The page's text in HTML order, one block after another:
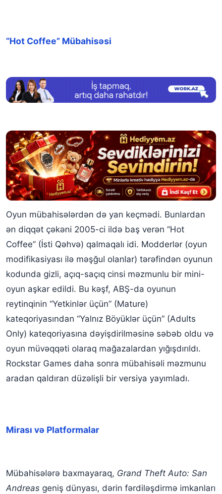
“Hot Coffee” Mübahisəsi
Oyun mübahisələrdən də yan keçmədi. Bunlardan
ən diqqət çəkəni 2005-ci ildə baş verən “Hot
Coffee” (İsti Qəhvə) qalmaqalı idi. Modderlər (oyun
modifikasiyası ilə məşğul olanlar) tərəfindən oyunun
kodunda gizli, açıq-saçıq cinsi məzmunlu bir mini-
oyun aşkar edildi. Bu kəşf, ABŞ-da oyunun
reytinqinin “Yetkinlər üçün” (Mature)
kateqoriyasından “Yalnız Böyüklər üçün” (Adults
Only) kateqoriyasına dəyişdirilməsinə səbəb oldu və
oyun müvəqqəti olaraq mağazalardan yığışdırıldı.
Rockstar Games daha sonra mübahisəli məzmunu
aradan qaldıran düzəlişli bir versiya yayımladı.
Mirası və Platformalar
Mübahisələrə baxmayaraq, Grand Theft Auto: San
Andreas geniş dünyası, dərin fərdiləşdirmə imkanları